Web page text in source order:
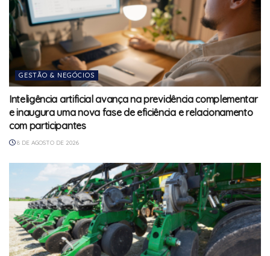
GESTÃO & NEGÓCIOS
Inteligência artificial avança na previdência complementar
e inaugura uma nova fase de eficiência e relacionamento
com participantes
8 DE AGOSTO DE 2026